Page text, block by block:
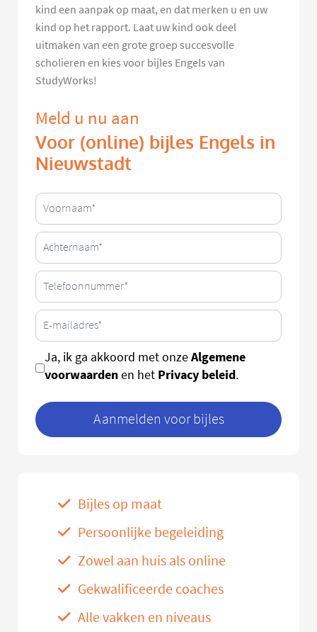
kind een aanpak op maat, en dat merken u en uw
kind op het rapport. Laat uw kind ook deel
uitmaken van een grote groep succesvolle
scholieren en kies voor bijles Engels van
StudyWorks!
Meld u nu aan
Voor (online) bijles Engels in
Nieuwstadt
Ja, ik ga akkoord met onzeAlgemene
voorwaardenen het Privacy beleid.
Aanmelden voor bijles
Bijles op maat
Persoonlijke begeleiding
Zowel aan huis als online
Gekwalificeerde coaches
Alle vakken en niveaus